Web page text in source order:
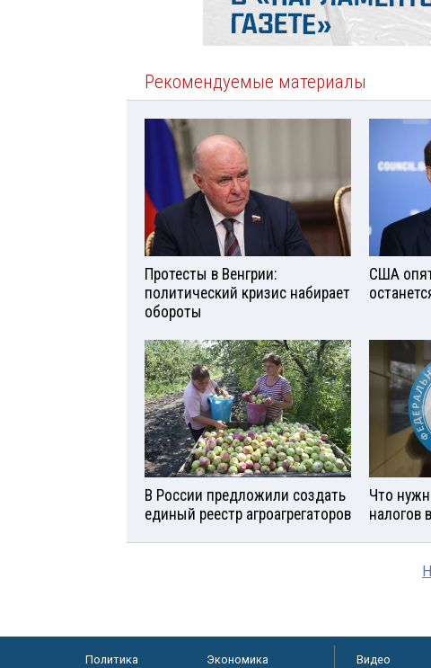
Рекомендуемые материалы
Протесты в Венгрии:
политический кризис набирает
обороты
США
В России предложили создать
единый реестр агроагрегаторов
Что
налогов
Политика
Экономика
Видео